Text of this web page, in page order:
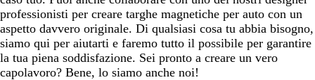
professionisti per creare targhe magnetiche per auto con un
aspetto davvero originale. Di qualsiasi cosa tu abbia bisogno,
siamo qui per aiutarti e faremo tutto il possibile per garantire
la tua piena soddisfazione. Sei pronto a creare un vero
capolavoro? Bene, lo siamo anche noi!